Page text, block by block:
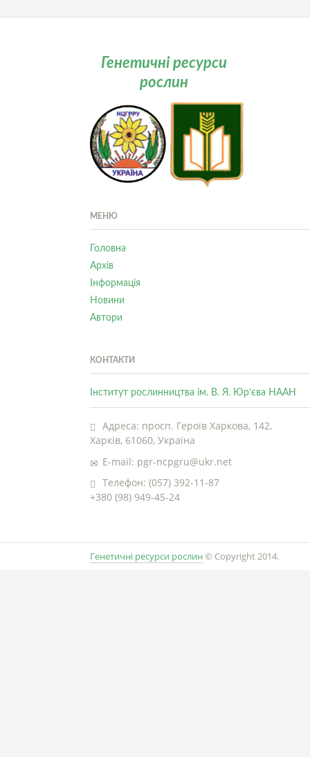
Генетичні ресурси
рослин
МЕНЮ
Головна
Архів
Інформація
Новини
Автори
КОНТАКТИ
Інститут рослинництва ім. В. Я. Юр’єва НААН
Адреса: просп. Героїв Харкова, 142,
Харків, 61060, Україна
E-mail: pgr-ncpgru@ukr.net
Телефон: (057) 392-11-87
+380 (98) 949-45-24
Генетичні ресурси рослин © Copyright 2014.